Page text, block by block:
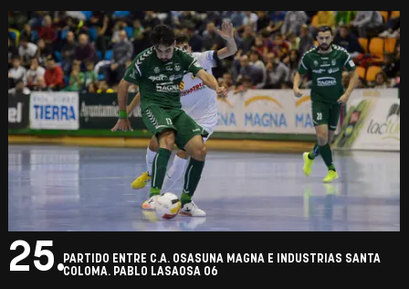
25.PARTIDO ENTRE C.A. OSASUNA MAGNA E INDUSTRIAS SANTA
COLOMA. PABLO LASAOSA 06